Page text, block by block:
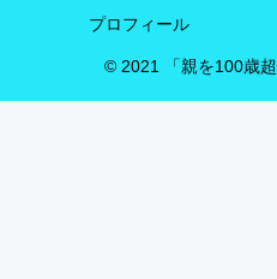
プロフィール
© 2021 「親を100歳超